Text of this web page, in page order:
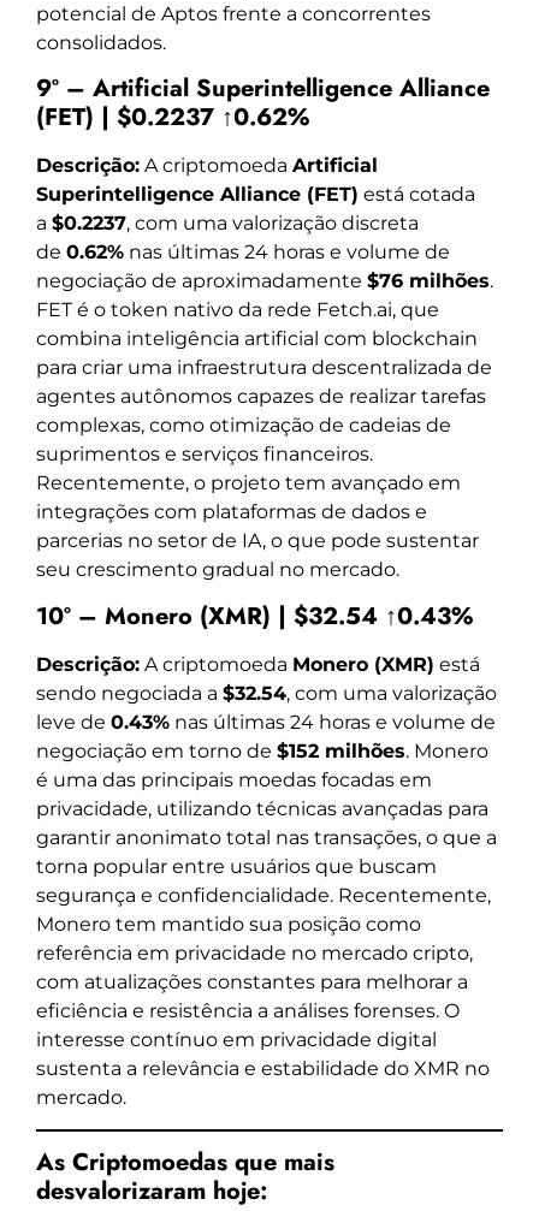
potencial de Aptos frente a concorrentes
consolidados.
9º – Artificial Superintelligence Alliance
(FET) | $0.2237 ↑0.62%
Descrição: A criptomoeda Artificial
Superintelligence Alliance (FET) está cotada
a $0.2237, com uma valorização discreta
de 0.62% nas últimas 24 horas e volume de
negociação de aproximadamente $76 milhões.
FET é o token nativo da rede Fetch.ai, que
combina inteligência artificial com blockchain
para criar uma infraestrutura descentralizada de
agentes autônomos capazes de realizar tarefas
complexas, como otimização de cadeias de
suprimentos e serviços financeiros.
Recentemente, o projeto tem avançado em
integrações com plataformas de dados e
parcerias no setor de IA, o que pode sustentar
seu crescimento gradual no mercado.
10º – Monero (XMR) | $32.54 ↑0.43%
Descrição: A criptomoeda Monero (XMR) está
sendo negociada a $32.54, com uma valorização
leve de 0.43% nas últimas 24 horas e volume de
negociação em torno de $152 milhões. Monero
é uma das principais moedas focadas em
privacidade, utilizando técnicas avançadas para
garantir anonimato total nas transações, o que a
torna popular entre usuários que buscam
segurança e confidencialidade. Recentemente,
Monero tem mantido sua posição como
referência em privacidade no mercado cripto,
com atualizações constantes para melhorar a
eficiência e resistência a análises forenses. O
interesse contínuo em privacidade digital
sustenta a relevância e estabilidade do XMR no
mercado.
As Criptomoedas que mais
desvalorizaram hoje: